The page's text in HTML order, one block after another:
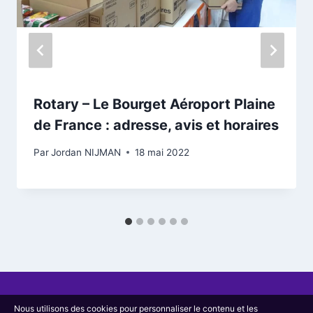
Rotary – Le Bourget Aéroport Plaine
de France : adresse, avis et horaires
ParJordan NIJMAN 18 mai 2022
Nous utilisons des cookies pour personnaliser le contenu et les